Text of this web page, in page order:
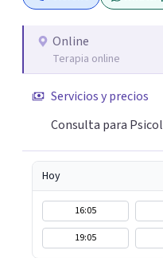
Online
Terapia online
Servicios y precios
Consulta para
Hoy
16:05
19:05